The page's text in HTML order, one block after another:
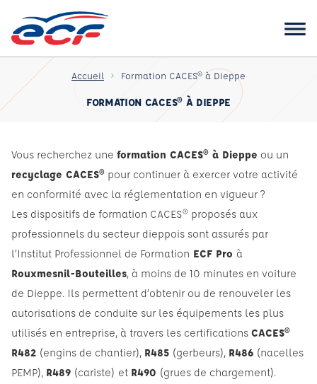
Accueil Formation CACES® à Dieppe
FORMATION CACES® À DIEPPE
Vous recherchez une formation CACES® à Dieppe ou un
recyclage CACES® pour continuer à exercer votre activité
en conformité avec la réglementation en vigueur ?
Les dispositifs de formation CACES® proposés aux
professionnels du secteur dieppois sont assurés par
l’Institut Professionnel de Formation ECF Pro à
Rouxmesnil-Bouteilles, à moins de 10 minutes en voiture
de Dieppe. Ils permettent d’obtenir ou de renouveler les
autorisations de conduite sur les équipements les plus
utilisés en entreprise, à travers les certifications CACES®
R482 (engins de chantier), R485 (gerbeurs), R486 (nacelles
PEMP), R489 (cariste) et R490 (grues de chargement).